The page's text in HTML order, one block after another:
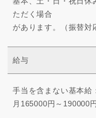
ただく場合
があります。（振替対
給与
手当を含まない基本給
月165000円～190000円